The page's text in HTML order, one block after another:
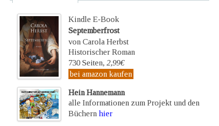
Kindle E-Book
Septemberfrost
von Carola Herbst
Historischer Roman
730 Seiten, 2,99€
bei amazon kaufen
Hein Hannemann
alle Informationen zum Projekt und den
Büchern hier